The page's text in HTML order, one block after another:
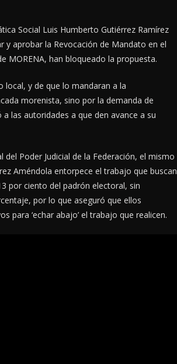
Social Luis Humberto Gutiérrez Ramírez
y aprobar la Revocación de Mandato en el
MORENA, han bloqueado la propuesta.
local, y de que lo mandaran a la
morenista, sino por la demanda de
las autoridades a que den avance a su
Poder Judicial de la Federación, el mismo
Améndola entorpece el trabajo que buscan
por ciento del padrón electoral, sin
por lo que aseguró que ellos
para ‘echar abajo’ el trabajo que realicen.